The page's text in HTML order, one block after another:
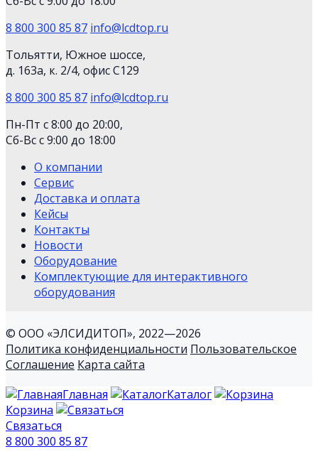
8 800 300 85 87 info@lcdtop.ru
Тольятти, Южное шоссе,
д. 163а, к. 2/4, офис С129
8 800 300 85 87 info@lcdtop.ru
Пн-Пт с 8:00 до 20:00,
Сб-Вс с 9:00 до 18:00
О компании
Сервис
Доставка и оплата
Кейсы
Контакты
Новости
Оборудование
Комплектующие для интерактивного
оборудования
© ООО «ЭЛСИДИТОП», 2022—2026
Политика конфиденциальности Пользовательское
Соглашение Карта сайта
Главная
Каталог
Корзина
Связаться
8 800 300 85 87